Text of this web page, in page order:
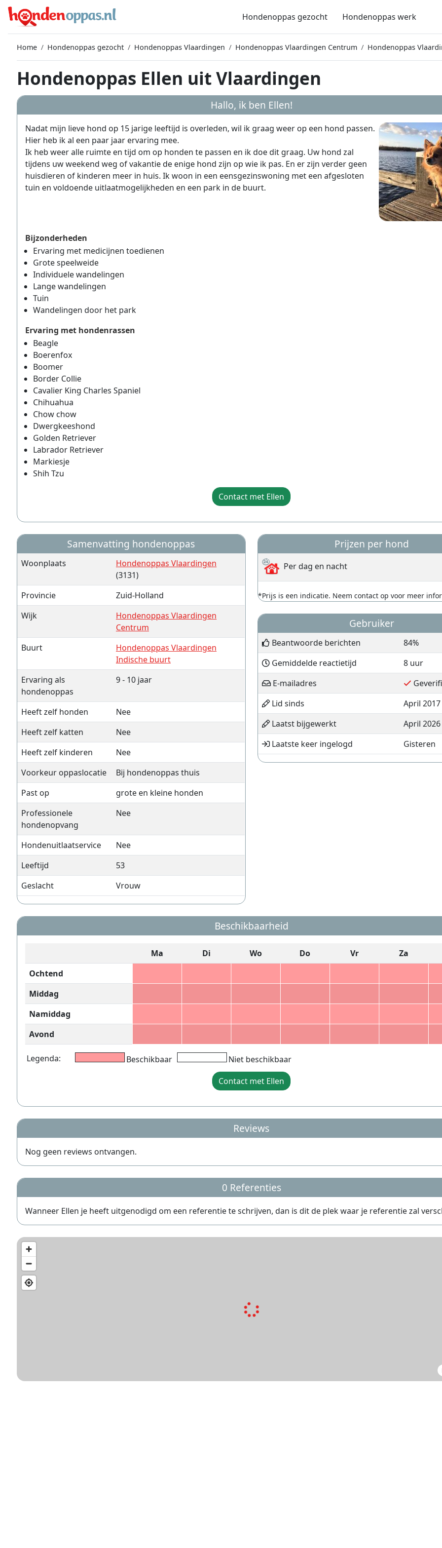
Hondenoppas gezocht Hondenoppas werk
Home Hondenoppas gezocht Hondenoppas Vlaardingen Hondenoppas Vlaardingen Centrum Hondenoppas
Hondenoppas Ellen uit Vlaardingen
Hallo, ik ben Ellen!
Nadat mijn lieve hond op 15 jarige leeftijd is overleden, wil ik graag weer op een hond passen.
Hier heb ik al een paar jaar ervaring mee.
Ik heb weer alle ruimte en tijd om op honden te passen en ik doe dit graag. Uw hond zal
tijdens uw weekend weg of vakantie de enige hond zijn op wie ik pas. En er zijn verder geen
huisdieren of kinderen meer in huis. Ik woon in een eensgezinswoning met een afgesloten
tuin en voldoende uitlaatmogelijkheden en een park in de buurt.
Bijzonderheden
Ervaring met medicijnen toedienen
Grote speelweide
Individuele wandelingen
Lange wandelingen
Tuin
Wandelingen door het park
Ervaring met hondenrassen
Beagle
Boerenfox
Boomer
Border Collie
Cavalier King Charles Spaniel
Chihuahua
Chow chow
Dwergkeeshond
Golden Retriever
Labrador Retriever
Markiesje
Shih Tzu
Contact met Ellen
Samenvatting hondenoppas
Woonplaats
Hondenoppas Vlaardingen
(3131)
Provincie
Zuid-Holland
Wijk
Hondenoppas Vlaardingen
Centrum
Buurt
Hondenoppas Vlaardingen
Indische buurt
Ervaring als
hondenoppas
9 - 10 jaar
Heeft zelf honden
Nee
Heeft zelf katten
Nee
Heeft zelf kinderen
Nee
Voorkeur oppaslocatie
Bij hondenoppas thuis
Past op
grote en kleine honden
Professionele
hondenopvang
Nee
Hondenuitlaatservice
Nee
Leeftijd
53
Geslacht
Vrouw
Prijzen per hond
Per dag en nacht
*Prijs is een indicatie. Neem contact op voor meer
Gebruiker
Beantwoorde berichten
84%
Gemiddelde reactietijd
8 uur
E-mailadres
Lid sinds
April 2017
Laatst bijgewerkt
April 2026
Laatste keer ingelogd
Gisteren
Beschikbaarheid
Ma Di Wo Do Vr
Za
Ochtend
Middag
Namiddag
Avond
Legenda: Beschikbaar
Niet beschikbaar
Contact met Ellen
Reviews
Nog geen reviews ontvangen.
0 Referenties
Wanneer Ellen je heeft uitgenodigd om een referentie te schrijven, dan is dit de plek waar je referentie zal